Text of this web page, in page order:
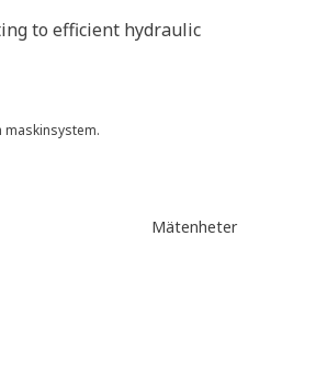
to efficient hydraulic
Mätenheter